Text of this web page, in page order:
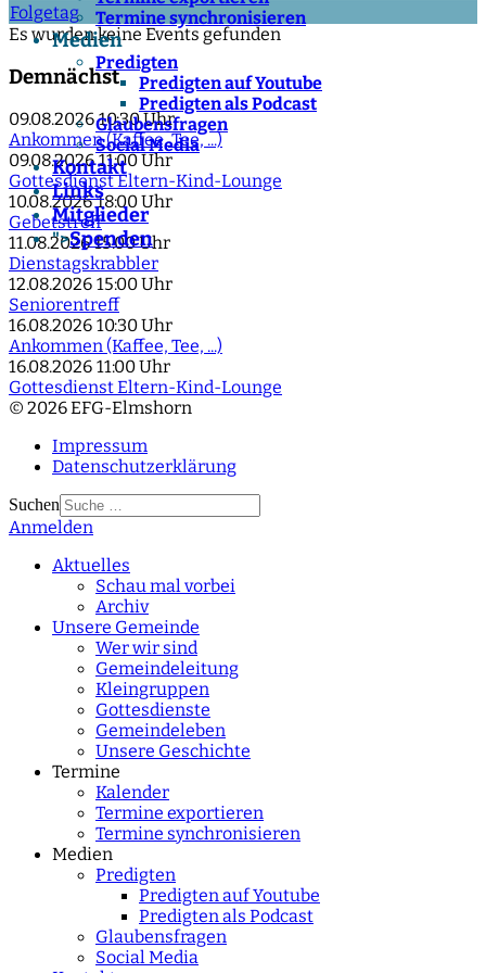
Termine synchronisieren
Medien
Predigten
Predigten auf Youtube
Predigten als Podcast
Glaubensfragen
Social Media
Kontakt
Links
Mitglieder
">Spenden
Folgetag
Es wurden keine Events gefunden
Demnächst
09.08.2026 10:30 Uhr
Ankommen (Kaffee, Tee, ...)
09.08.2026 11:00 Uhr
Gottesdienst Eltern-Kind-Lounge
10.08.2026 18:00 Uhr
Gebetstreff
11.08.2026 15:00 Uhr
Dienstagskrabbler
12.08.2026 15:00 Uhr
Seniorentreff
16.08.2026 10:30 Uhr
Ankommen (Kaffee, Tee, ...)
16.08.2026 11:00 Uhr
Gottesdienst Eltern-Kind-Lounge
© 2026 EFG-Elmshorn
Impressum
Datenschutzerklärung
Suchen
Type 2 or more
Anmelden
Aktuelles
Schau mal vorbei
Archiv
Unsere Gemeinde
Wer wir sind
Gemeindeleitung
Kleingruppen
Gottesdienste
Gemeindeleben
Unsere Geschichte
Termine
Kalender
Termine exportieren
Termine synchronisieren
Medien
Predigten
Predigten auf Youtube
Predigten als Podcast
Glaubensfragen
Social Media